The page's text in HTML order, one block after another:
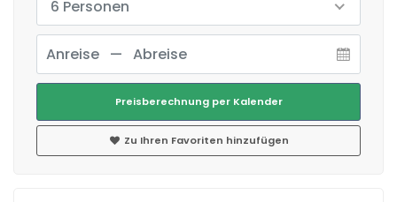
6 Personen
Preisberechnung per Kalender
Zu Ihren Favoriten hinzufügen